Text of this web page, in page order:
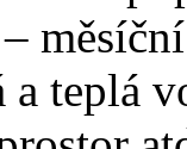
a teplá